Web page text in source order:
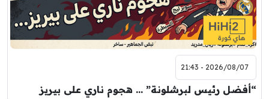
2026/08/07 - 21:43
“أفضل رئيس لبرشلونة” … هجوم ناري على بيريز